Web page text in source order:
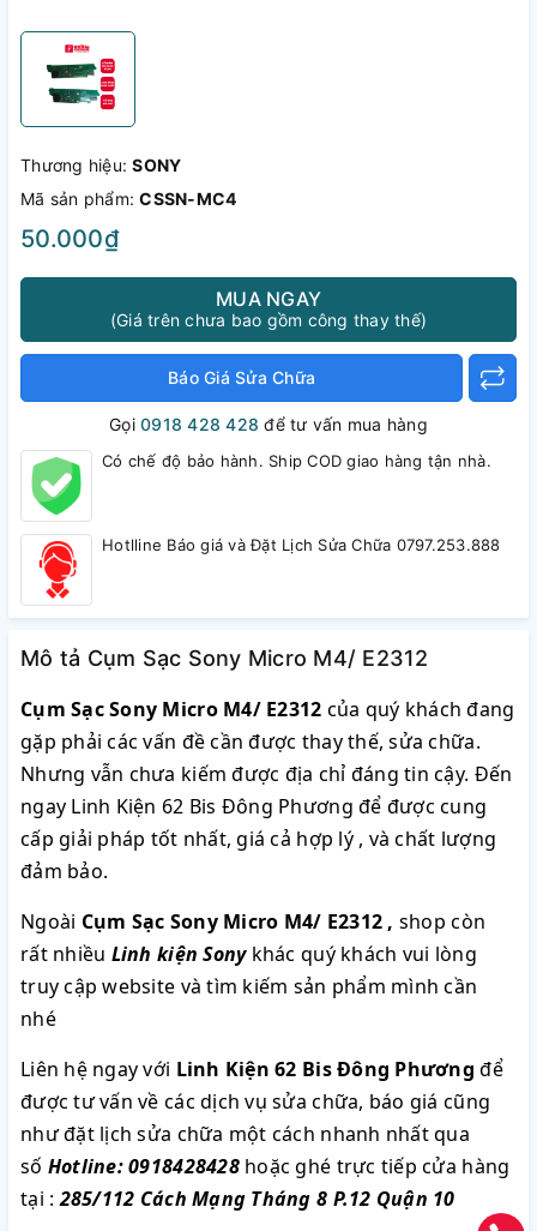
Thương hiệu:SONY
Mã sản phẩm:CSSN-MC4
50.000₫
MUA NGAY
(Giá trên chưa bao gồm công thay thế)
Báo Giá Sửa Chữa
Gọi0918 428 428 để tư vấn mua hàng
Có chế độ bảo hành. Ship COD giao hàng tận nhà.
Hotlline Báo giá và Đặt Lịch Sửa Chữa 0797.253.888
Mô tả Cụm Sạc Sony Micro M4/ E2312
Cụm Sạc Sony Micro M4/ E2312 của quý khách đang
gặp phải các vấn đề cần được thay thế, sửa chữa.
Nhưng vẫn chưa kiếm được địa chỉ đáng tin cậy. Đến
ngay Linh Kiện 62 Bis Đông Phương để được cung
cấp giải pháp tốt nhất, giá cả hợp lý , và chất lượng
đảm bảo.
Ngoài Cụm Sạc Sony Micro M4/ E2312 , shop còn
rất nhiều Linh kiện Sonykhác quý khách vui lòng
truy cập website và tìm kiếm sản phẩm mình cần
nhé
Liên hệ ngay với Linh Kiện 62 Bis Đông Phương để
được tư vấn về các dịch vụ sửa chữa, báo giá cũng
như đặt lịch sửa chữa một cách nhanh nhất qua
số Hotline: 0918428428hoặc ghé trực tiếp cửa hàng
tại :285/112 Cách Mạng Tháng 8 P.12 Quận 10